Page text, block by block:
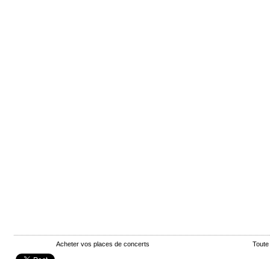
Acheter vos places de concerts